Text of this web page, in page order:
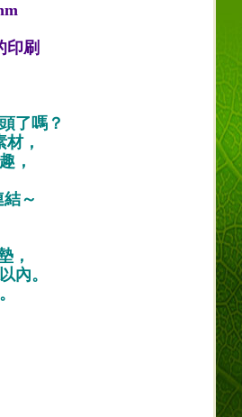
印刷
了嗎？
，
，
～
，
內。